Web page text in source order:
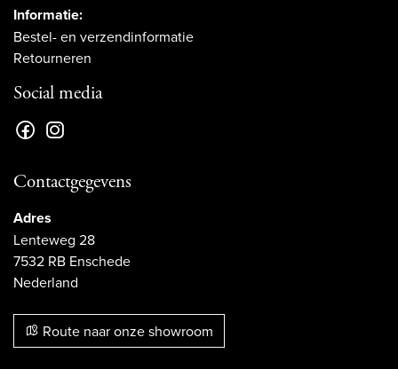
Informatie:
Bestel- en verzendinformatie
Retourneren
Social media
Contactgegevens
Adres
Lenteweg 28
7532 RB Enschede
Nederland
Route naar onze showroom